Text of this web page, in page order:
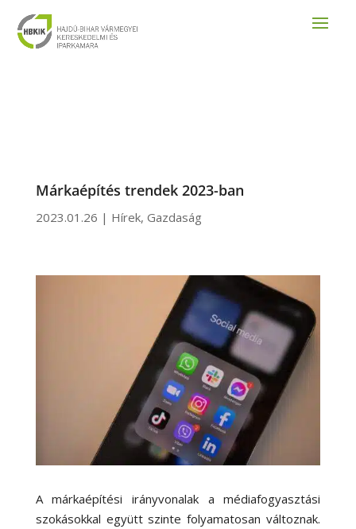
Márkaépítés trendek 2023-ban
2023.01.26 | Hírek, Gazdaság
A márkaépítési irányvonalak a médiafogyasztási
szokásokkal együtt szinte folyamatosan változnak.